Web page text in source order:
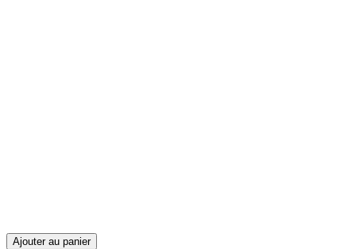
Ajouter au panier